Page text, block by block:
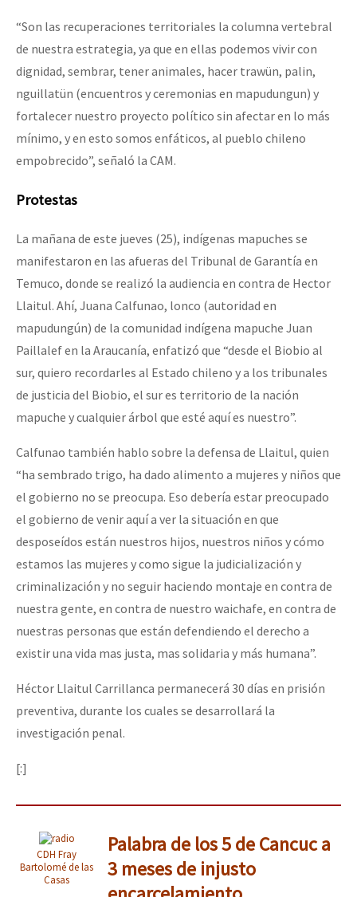
“Son las recuperaciones territoriales la columna vertebral
de nuestra estrategia, ya que en ellas podemos vivir con
dignidad, sembrar, tener animales, hacer trawün, palin,
nguillatün (encuentros y ceremonias en mapudungun) y
fortalecer nuestro proyecto político sin afectar en lo más
mínimo, y en esto somos enfáticos, al pueblo chileno
empobrecido”, señaló la CAM.
Protestas
La mañana de este jueves (25), indígenas mapuches se
manifestaron en las afueras del Tribunal de Garantía en
Temuco, donde se realizó la audiencia en contra de Hector
Llaitul. Ahí, Juana Calfunao, lonco (autoridad en
mapudungún) de la comunidad indígena mapuche Juan
Paillalef en la Araucanía, enfatizó que “desde el Biobio al
sur, quiero recordarles al Estado chileno y a los tribunales
de justicia del Biobio, el sur es territorio de la nación
mapuche y cualquier árbol que esté aquí es nuestro”.
Calfunao también hablo sobre la defensa de Llaitul, quien
“ha sembrado trigo, ha dado alimento a mujeres y niños que
el gobierno no se preocupa. Eso debería estar preocupado
el gobierno de venir aquí a ver la situación en que
desposeídos están nuestros hijos, nuestros niños y cómo
estamos las mujeres y como sigue la judicialización y
criminalización y no seguir haciendo montaje en contra de
nuestra gente, en contra de nuestro waichafe, en contra de
nuestras personas que están defendiendo el derecho a
existir una vida mas justa, mas solidaria y más humana”.
Héctor Llaitul Carrillanca permanecerá 30 días en prisión
preventiva, durante los cuales se desarrollará la
investigación penal.
[:]
CDH Fray
Bartolomé de las
Casas
Palabra de los 5 de Cancuc a
3 meses de injusto